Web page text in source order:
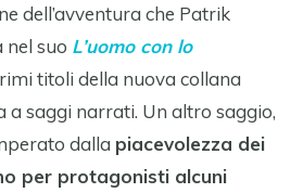
dell’avventura che Patrik
nel suo L’uomo con lo
titoli della nuova collana
a saggi narrati. Un altro saggio,
dalla piacevolezza dei
per protagonisti alcuni